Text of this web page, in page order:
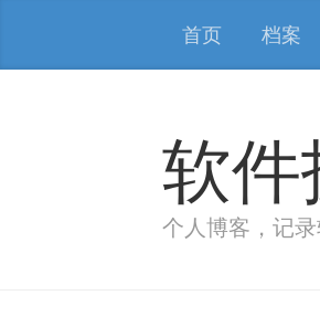
首页 档案
软件
个人博客，记